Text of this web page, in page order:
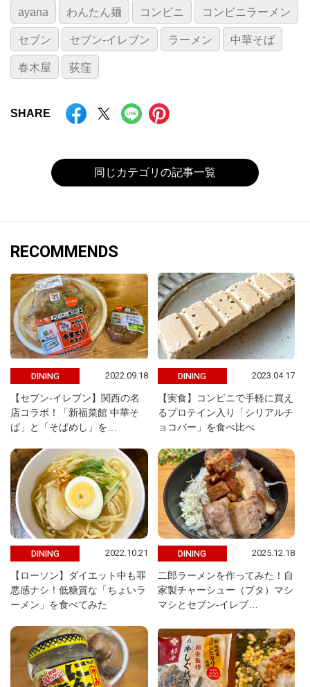
ayana わんたん麺 コンビニ コンビニラーメン
セブン セブン‐イレブン ラーメン 中華そば
春木屋 荻窪
SHARE
同じカテゴリの記事一覧
RECOMMENDS
DINING 2022.09.18
【セブン-イレブン】関西の名
店コラボ！「新福菜館 中華そ
ば」と「そばめし」を…
DINING 2023.04.17
【実食】コンビニで手軽に買え
るプロテイン入り「シリアルチ
ョコバー」を食べ比べ
DINING 2022.10.21
【ローソン】ダイエット中も罪
悪感ナシ！低糖質な「ちょいラ
ーメン」を食べてみた
DINING 2025.12.18
二郎ラーメンを作ってみた！自
家製チャーシュー（ブタ）マシ
マシとセブン-イレブ…